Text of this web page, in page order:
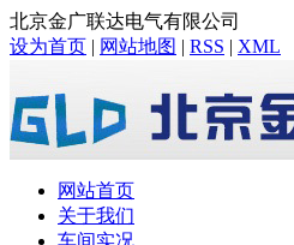
北京金广联达电气有限公司
设为首页 | 网站地图 | RSS | XML
网站首页
关于我们
车间实况